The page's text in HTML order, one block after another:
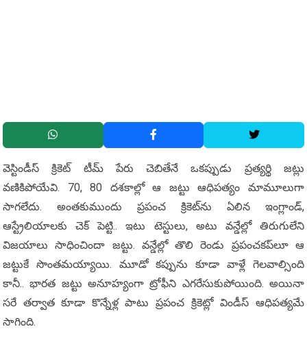
వెస్టిండీస్ క్రికెట్ టీమ్ పేరు చెబితేనే ఒకప్పుడు ప్రత్యర్థి జట్లు
వణికిపోయేవి. 70, 80 దశకాల్లో ఆ జట్టు ఆధిపత్యం మామూలుగా
సాగలేదు. అంతకుముందు ప్రపంచ క్రికెట్‌ను ఏలిన ఇంగ్లాండ్,
ఆస్ట్రేలియాలకు చెక్ పెట్టి.. ఇటు టెస్టులు, అటు వన్డేల్లో తిరుగులేని
విజయాలు సాధించిందా జట్టు. వన్డేల్లో తొలి రెండు ప్రపంచకప్‌లూ ఆ
జట్టుకే సొంతమయ్యాయి. మూడో కప్పును కూడా వాళ్లే గెలవాల్సింది
కానీ.. భారత జట్టు అనూహ్యంగా ట్రోఫీని ఎగరేసుకుపోయింది. అయినా
సరే తర్వాత కూడా కొన్నేళ్ల పాటు ప్రపంచ క్రికెట్లో విండీస్ ఆధిపత్యమే
సాగింది.